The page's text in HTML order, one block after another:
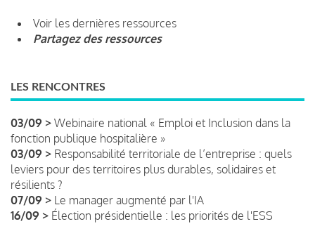
Voir les dernières ressources
Partagez des ressources
LES RENCONTRES
03/09 > Webinaire national « Emploi et Inclusion dans la
fonction publique hospitalière »
03/09 > Responsabilité territoriale de l’entreprise : quels
leviers pour des territoires plus durables, solidaires et
résilients ?
07/09 > Le manager augmenté par l'IA
16/09 > Élection présidentielle : les priorités de l'ESS